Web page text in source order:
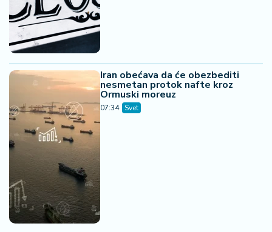
Iran obećava da će obezbediti
nesmetan protok nafte kroz
Ormuski moreuz
07:34 Svet